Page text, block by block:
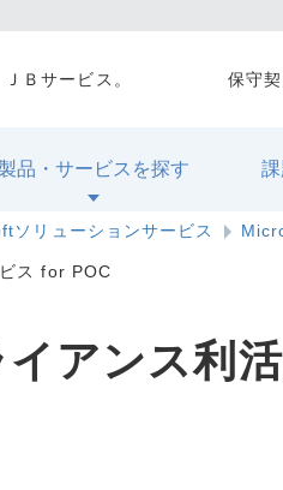
Ｂサービス。
品・サービスを探す
保守
ソリューションサービス
ス for POC
アンス利